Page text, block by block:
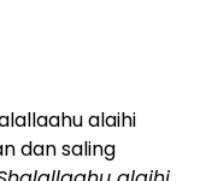
alaihi
dan saling